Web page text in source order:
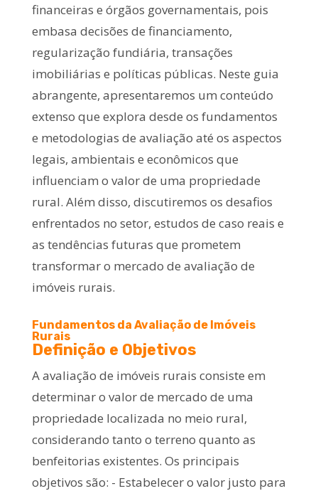
financeiras e órgãos governamentais, pois
embasa decisões de financiamento,
regularização fundiária, transações
imobiliárias e políticas públicas. Neste guia
abrangente, apresentaremos um conteúdo
extenso que explora desde os fundamentos
e metodologias de avaliação até os aspectos
legais, ambientais e econômicos que
influenciam o valor de uma propriedade
rural. Além disso, discutiremos os desafios
enfrentados no setor, estudos de caso reais e
as tendências futuras que prometem
transformar o mercado de avaliação de
imóveis rurais.
Fundamentos da Avaliação de Imóveis
Rurais
Definição e Objetivos
A avaliação de imóveis rurais consiste em
determinar o valor de mercado de uma
propriedade localizada no meio rural,
considerando tanto o terreno quanto as
benfeitorias existentes. Os principais
objetivos são: - Estabelecer o valor justo para